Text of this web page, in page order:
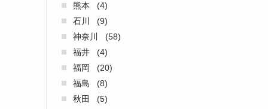
熊本
(4)
石川
(9)
神奈川
(58)
福井
(4)
福岡
(20)
福島
(8)
秋田
(5)